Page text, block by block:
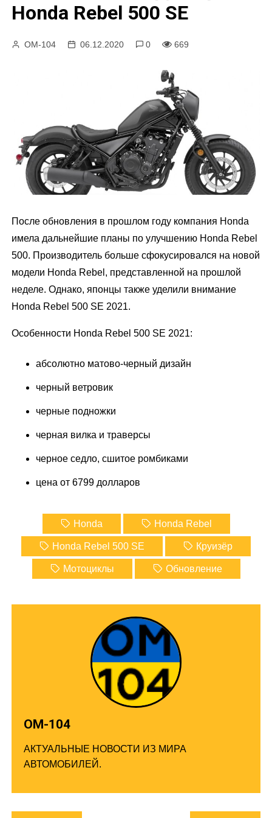
Honda Rebel 500 SE
ОМ-104 06.12.2020 0 669
После обновления в прошлом году компания Honda
имела дальнейшие планы по улучшению Honda Rebel
500. Производитель больше сфокусировался на новой
модели Honda Rebel, представленной на прошлой
неделе. Однако, японцы также уделили внимание
Honda Rebel 500 SE 2021.
Особенности Honda Rebel 500 SE 2021:
абсолютно матово-черный дизайн
черный ветровик
черные подножки
черная вилка и траверсы
черное седло, сшитое ромбиками
цена от 6799 долларов
Honda Honda Rebel
Honda Rebel 500 SE Круизёр
Мотоциклы Обновление
ОМ-104
АКТУАЛЬНЫЕ НОВОСТИ ИЗ МИРА
АВТОМОБИЛЕЙ.